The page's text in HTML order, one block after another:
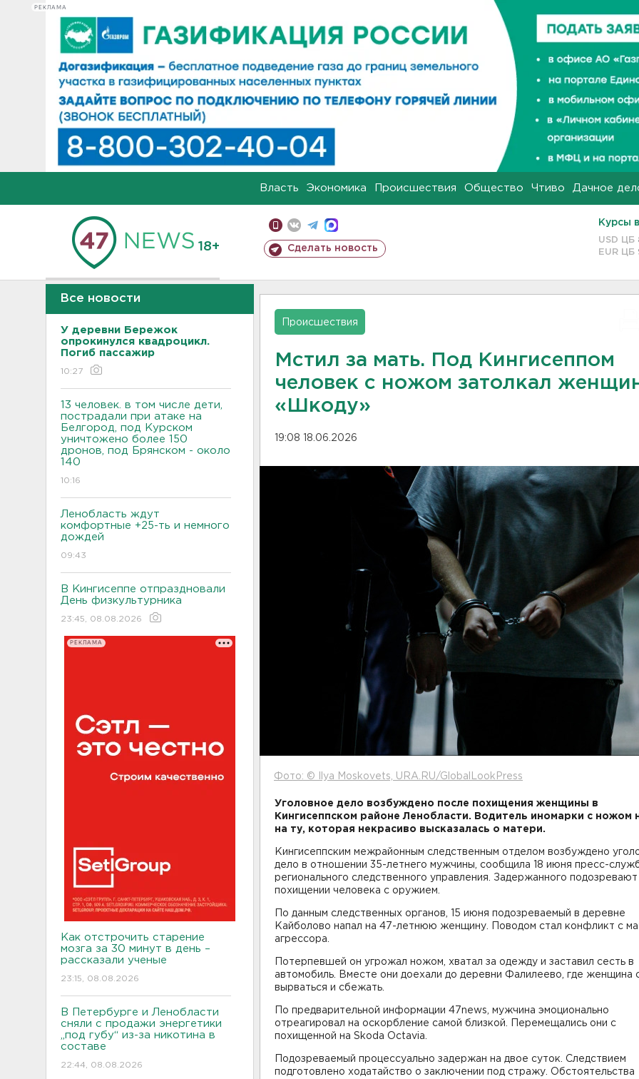
РЕКЛАМА
Власть Экономика Происшествия Общество Чтиво Дачное
18+ Сделать новость
Курсы
USD ЦБ
EUR ЦБ
Все новости
У деревни Бережок
опрокинулся квадроцикл.
Погиб пассажир
10:27
13 человек. в том числе дети,
пострадали при атаке на
Белгород, под Курском
уничтожено более 150
дронов, под Брянском - около
140
10:16
Ленобласть ждут
комфортные +25-ть и немного
дождей
09:43
В Кингисеппе отпраздновали
День физкультурника
23:45, 08.08.2026
РЕКЛАМА
Как отстрочить старение
мозга за 30 минут в день –
рассказали ученые
23:15, 08.08.2026
В Петербурге и Ленобласти
сняли с продажи энергетики
„под губу“ из-за никотина в
составе
22:44, 08.08.2026
Происшествия
Мстил за мать. Под Кингисеппом
человек с ножом затолкал
«Шкоду»
19:08 18.06.2026
Фото: © Ilya Moskovets, URA.RU/GlobalLookPress
Уголовное дело возбуждено после похищения женщины в
Кингисеппском районе Ленобласти. Водитель иномарки с ножом
на ту, которая некрасиво высказалась о матери.
Кингисеппским межрайонным следственным отделом возбуждено
дело в отношении 35-летнего мужчины, сообщила 18 июня пресс-
регионального следственного управления. Задержанного подозревают
похищении человека с оружием.
По данным следственных органов, 15 июня подозреваемый в деревне
Кайболово напал на 47-летнюю женщину. Поводом стал конфликт с
агрессора.
Потерпевшей он угрожал ножом, хватал за одежду и заставил сесть в
автомобиль. Вместе они доехали до деревни Фалилеево, где женщина
вырваться и сбежать.
По предварительной информации 47news, мужчина эмоционально
отреагировал на оскорбление самой близкой. Перемещались они с
похищенной на Skoda Octavia.
Подозреваемый процессуально задержан на двое суток. Следствием
подготовлено ходатайство о заключении под стражу. Обстоятельства